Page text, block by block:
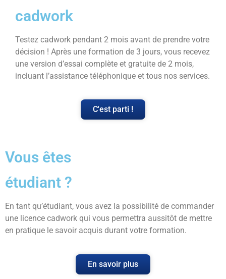
cadwork
Testez cadwork pendant 2 mois avant de prendre votre
décision ! Après une formation de 3 jours, vous recevez
une version d’essai complète et gratuite de 2 mois,
incluant l’assistance téléphonique et tous nos services.
C'est parti !
Vous êtes
étudiant ?
En tant qu’étudiant, vous avez la possibilité de commander
une licence cadwork qui vous permettra aussitôt de mettre
en pratique le savoir acquis durant votre formation.
En savoir plus